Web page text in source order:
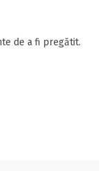
de a fi pregătit.